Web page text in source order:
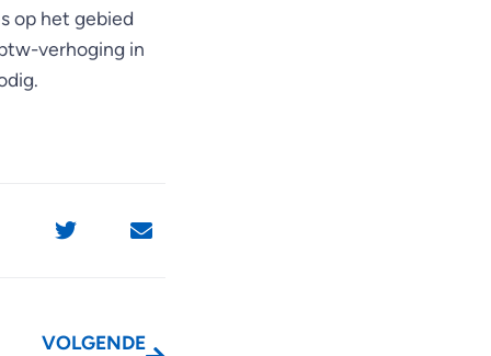
op het gebied
verhoging in
VOLGENDE